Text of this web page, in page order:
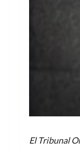
El Tribunal